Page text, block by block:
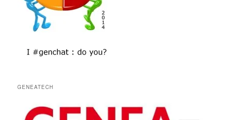
GENEATECH